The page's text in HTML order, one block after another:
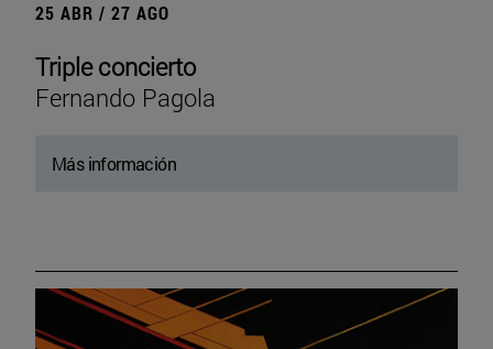
25 ABR / 27 AGO
Triple concierto
Fernando Pagola
Más información